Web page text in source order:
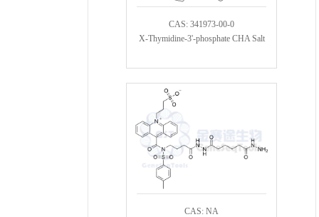
CAS: 341973-00-0
X-Thymidine-3'-phosphate CHA Salt
CAS: NA